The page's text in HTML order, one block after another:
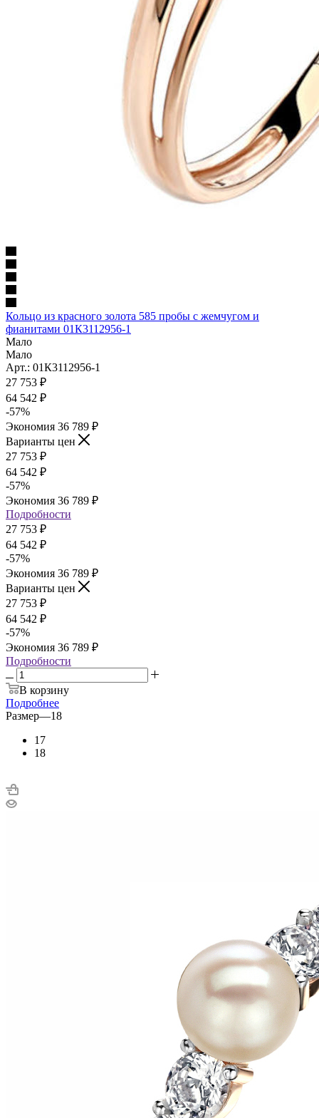
Кольцо из красного золота 585 пробы с жемчугом и
фианитами 01К3112956-1
Мало
Мало
Арт.: 01К3112956-1
27 753 ₽
64 542 ₽
-57%
Экономия 36 789 ₽
Варианты цен
27 753 ₽
64 542 ₽
-57%
Экономия 36 789 ₽
Подробности
27 753 ₽
64 542 ₽
-57%
Экономия 36 789 ₽
Варианты цен
27 753 ₽
64 542 ₽
-57%
Экономия 36 789 ₽
Подробности
В корзину
Подробнее
Размер—18
17
18